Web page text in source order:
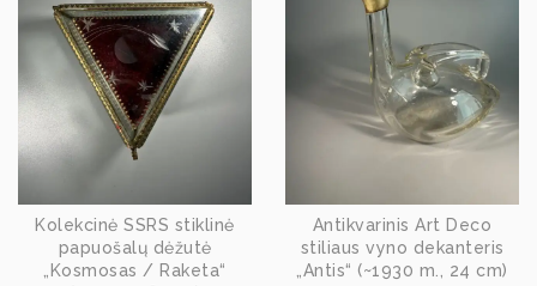
Kolekcinė SSRS stiklinė
papuošalų dėžutė
„Kosmosas / Raketa“
Antikvarinis Art Deco
stiliaus vyno dekanteris
„Antis“ (~1930 m., 24 cm)